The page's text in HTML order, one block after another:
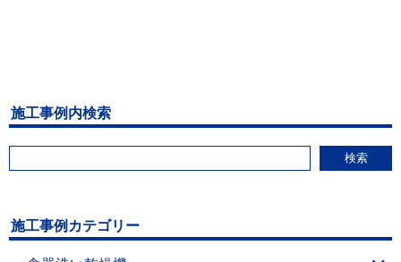
施工事例内検索
検索
施工事例カテゴリー